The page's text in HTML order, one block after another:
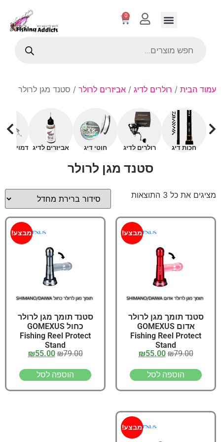
0
עמוד הבית / רולרים לדיג / אביזרים לרולר / סטנד מגן לרולר
חכות דיג רולרים לדיג חוטי דיג אביזרים לדיג דמויים
סטנד מגן לרולר
מציגים את כל ⁦3⁩ התוצאות
מבצע!
סטנד תומך מגן לרולר
אדום GOMEXUS
Fishing Reel Protect
Stand
₪79.00
₪55.00
הוספה לסל
מבצע!
סטנד תומך מגן לרולר
כחול GOMEXUS
Fishing Reel Protect
Stand
₪79.00
₪55.00
הוספה לסל
מבצע!